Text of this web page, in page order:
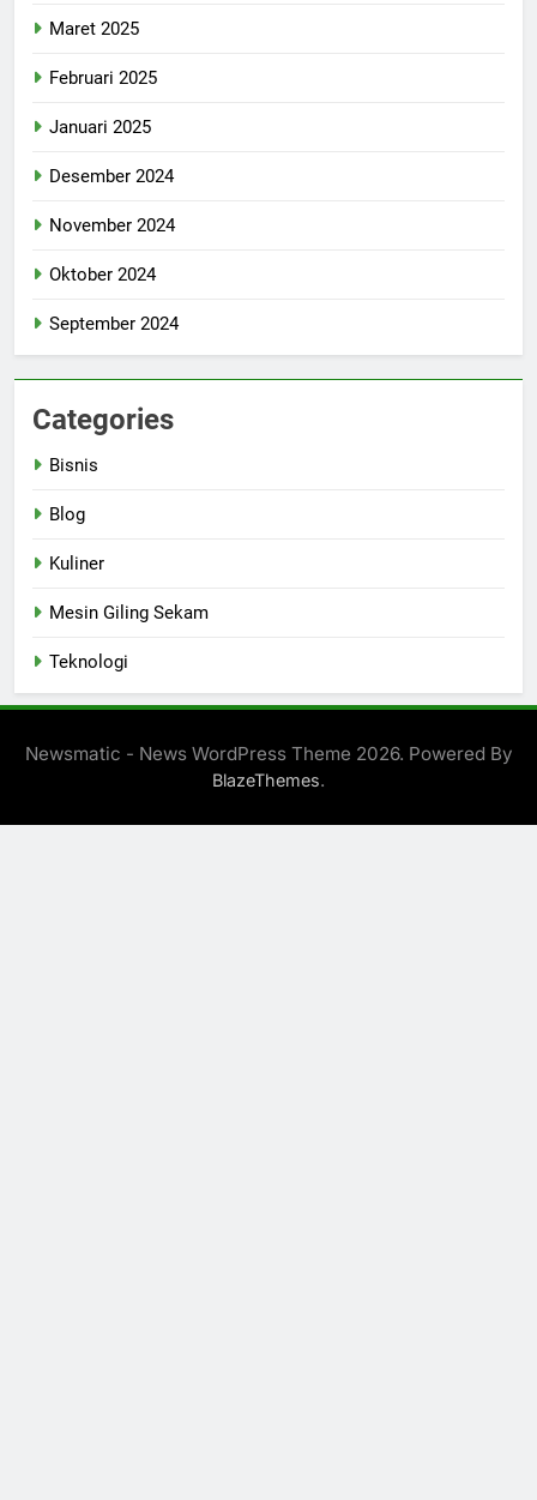
Maret 2025
Februari 2025
Januari 2025
Desember 2024
November 2024
Oktober 2024
September 2024
Categories
Bisnis
Blog
Kuliner
Mesin Giling Sekam
Teknologi
Newsmatic - News WordPress Theme 2026. Powered By
BlazeThemes.